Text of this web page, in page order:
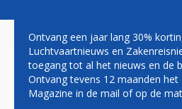
OR
Ontvang een jaar lang 30%
Luchtvaartnieuws en
toegang tot al het nieuws en de
Ontvang tevens 12 maanden
Magazine in de mail of op de